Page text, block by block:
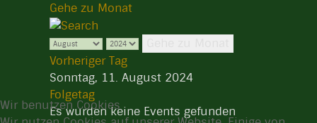
Gehe zu Monat
Vorheriger Tag
Sonntag, 11. August 2024
Folgetag
Es wurden keine Events gefunden
Wir benutzen Cookies